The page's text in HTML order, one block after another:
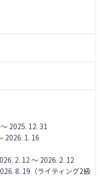
2025. 12. 31
2026. 1. 16
2. 12 ～ 2026. 2. 12
8. 19（ライティング2級